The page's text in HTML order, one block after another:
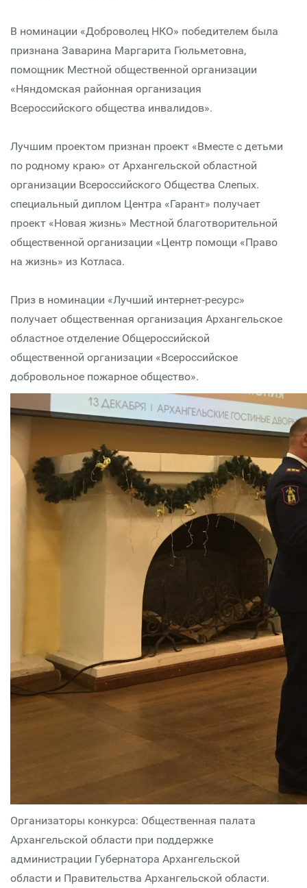
В номинации «Доброволец НКО» победителем была
признана Заварина Маргарита Гюльметовна,
помощник Местной общественной организации
«Няндомская районная организация
Всероссийского общества инвалидов».
Лучшим проектом признан проект «Вместе с детьми
по родному краю» от Архангельской областной
организации Всероссийского Общества Слепых.
специальный диплом Центра «Гарант» получает
проект «Новая жизнь» Местной благотворительной
общественной организации «Центр помощи «Право
на жизнь» из Котласа.
Приз в номинации «Лучший интернет-ресурс»
получает общественная организация Архангельское
областное отделение Общероссийской
общественной организации «Всероссийское
добровольное пожарное общество».
Организаторы конкурса: Общественная палата
Архангельской области при поддержке
администрации Губернатора Архангельской
области и Правительства Архангельской области.